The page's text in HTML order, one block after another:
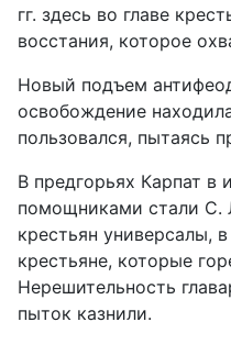
гг. здесь во главе
восстания, которое
Новый подъем
освобождение
пользовался, пытаясь
В предгорьях Карпат
помощниками стали С.
крестьян универсалы,
крестьяне, которые
Нерешительность
пыток казнили.